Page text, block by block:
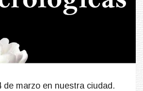
de marzo en nuestra ciudad.